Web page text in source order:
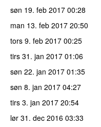
søn 19. feb 2017 00:28
man 13. feb 2017 20:50
tors 9. feb 2017 00:25
tirs 31. jan 2017 01:06
søn 22. jan 2017 01:35
søn 8. jan 2017 04:27
tirs 3. jan 2017 20:54
lør 31. dec 2016 03:33